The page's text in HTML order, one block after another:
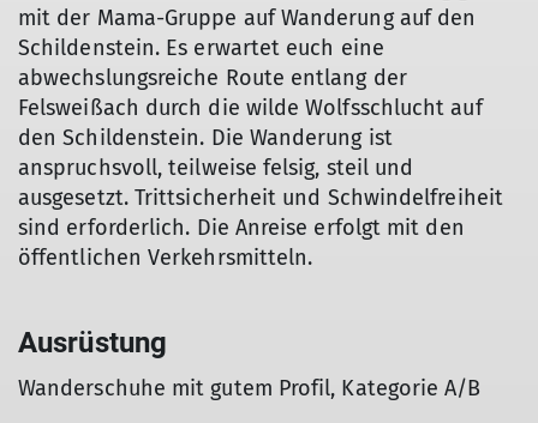
mit der Mama-Gruppe auf Wanderung auf den
Schildenstein. Es erwartet euch eine
abwechslungsreiche Route entlang der
Felsweißach durch die wilde Wolfsschlucht auf
den Schildenstein. Die Wanderung ist
anspruchsvoll, teilweise felsig, steil und
ausgesetzt. Trittsicherheit und Schwindelfreiheit
sind erforderlich. Die Anreise erfolgt mit den
öffentlichen Verkehrsmitteln.
Ausrüstung
Wanderschuhe mit gutem Profil, Kategorie A/B